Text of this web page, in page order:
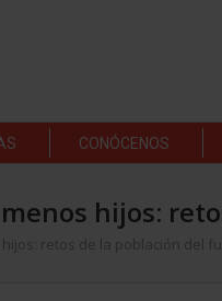
CONÓCENOS
hijos:
retos de la población del